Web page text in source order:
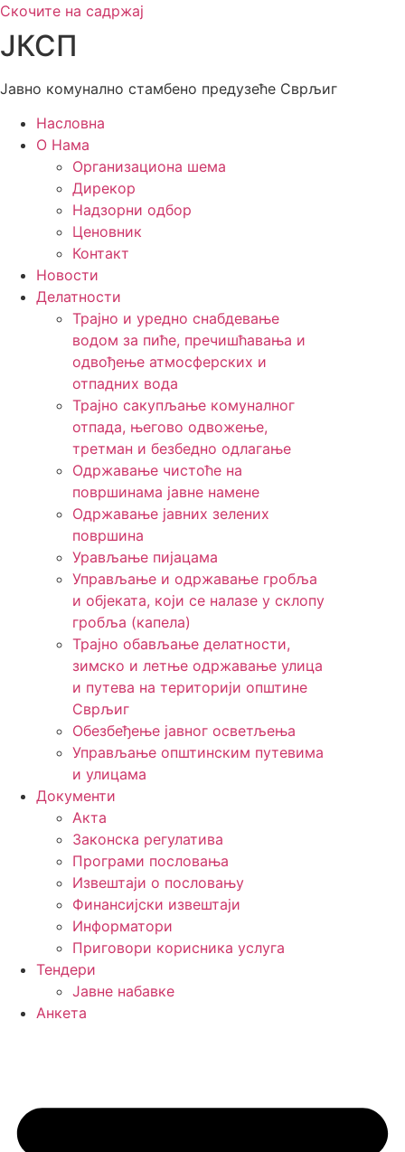
Скочите на садржај
ЈКСП
Јавно комунално стамбено предузеће Сврљиг
Насловна
О Нама
Организациона шема
Дирекор
Надзорни одбор
Ценовник
Контакт
Новости
Делатности
Трајно и уредно снабдевање
водом за пиће, пречишћавања и
одвођење атмосферских и
отпадних вода
Трајно сакупљање комуналног
отпада, његово одвожење,
третман и безбедно одлагање
Одржавање чистоће на
површинама јавне намене
Одржавање јавних зелених
површина
Урављање пијацама
Управљање и одржавање гробља
и објеката, који се налазе у склопу
гробља (капела)
Трајно обављање делатности,
зимско и летње одржавање улица
и путева на територији општине
Сврљиг
Обезбеђење јавног осветљења
Управљање општинским путевима
и улицама
Документи
Акта
Законска регулатива
Програми пословања
Извештаји о пословању
Финансијски извештаји
Информатори
Приговори корисника услуга
Тендери
Јавне набавке
Анкета